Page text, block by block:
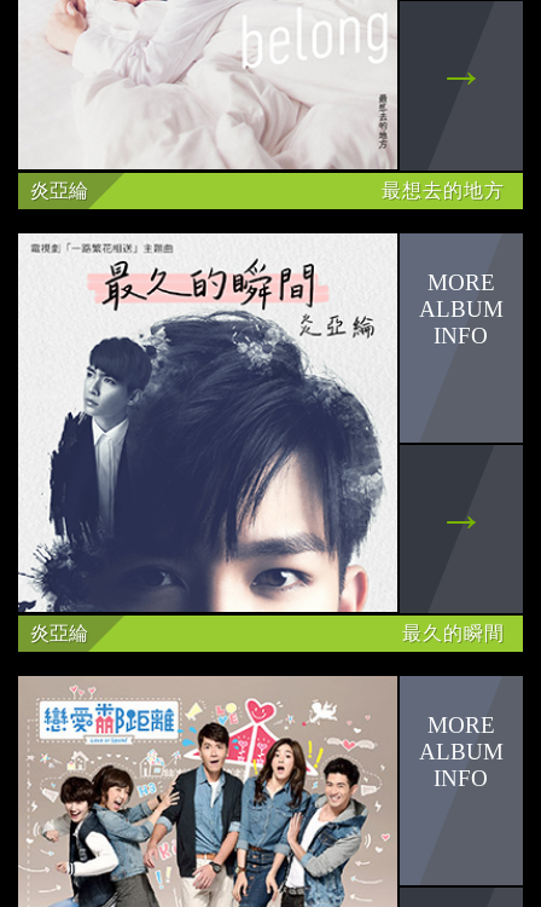
Rumbbell
炎亞綸
福原愛
詹皓晴
周立銘
辰亦儒
江宏傑
郭品超
陳嘉樺
彎彎
徐子凡
馬來貘
F.I.R.
陳森田
文慧如
炎亞綸 最想去的地方
炎亞綸 最久的瞬間